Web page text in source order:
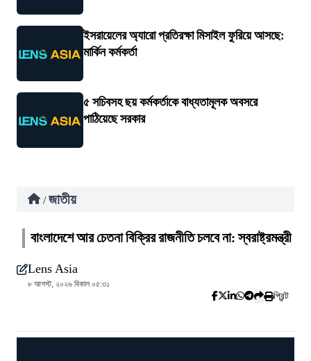
ইসরায়েলের অ্যারো প্রতিরক্ষা মিসাইল ফুরিয়ে আসছে:
মার্কিন কর্মকর্তা
৫ সচিবসহ ছয় কর্মকর্তাকে বাধ্যতামূলক অবসরে
পাঠিয়েছে সরকার
/ জাতীয়
বাংলাদেশে আর চেতনা বিক্রির রাজনীতি চলবে না: স্বরাষ্ট্রমন্ত্রী
Lens Asia
৮ আগস্ট, ২০২৬ বিকাল ০৫:৩১
প্রিন্ট